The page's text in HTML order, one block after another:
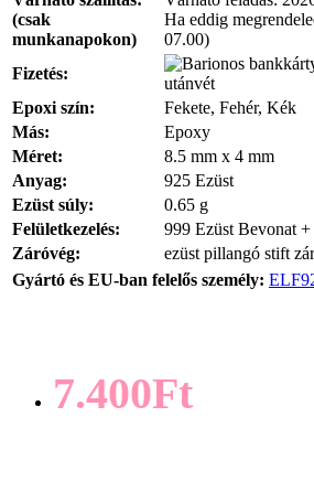
(csak
munkanapokon)
Ha eddig
07.00)
Fizetés:
utánvét
Epoxi szín:
Fekete, Fehér, Kék
Más:
Epoxy
Méret:
8.5 mm x 4 mm
Anyag:
925 Ezüst
Ezüst súly:
0.65 g
Felületkezelés:
999 Ezüst Bevonat
Záróvég:
ezüst pillangó stift
Gyártó és EU-ban felelős személy:
7.400Ft